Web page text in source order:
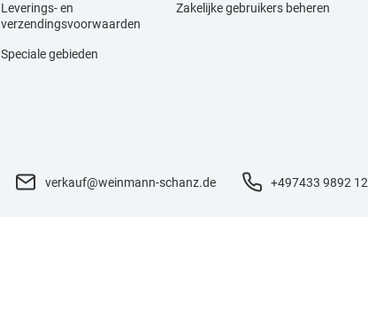
Leverings- en
verzendingsvoorwaarden
Speciale gebieden
Zakelijke gebruikers beheren
verkauf@weinmann-schanz.de +497433 9892 12